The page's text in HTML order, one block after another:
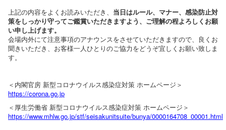
上記の内容をよくお読みいただき、 当日はルール、マナー、感染防止対
策をしっかり守ってご鑑賞いただきますよう、ご理解の程よろしくお願
い申し上げます。
会場内外にて注意事項のアナウンスをさせていただきますので、良くお
聞きいただき、お客様一人ひとりのご協力をどうぞ宜しくお願い致しま
す。
＜内閣官房 新型コロナウイルス感染症対策 ホームページ＞
https://corona.go.jp
＜厚生労働省 新型コロナウイルス感染症対策 ホームページ＞
https://www.mhlw.go.jp/stf/seisakunitsuite/bunya/0000164708_00001.html